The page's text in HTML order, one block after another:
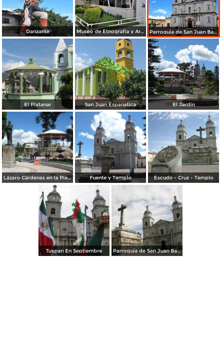
Danzante Museo de Etnografía y Arqueología Parroquia de San Juan Bautista
El Platanar San Juan Espanatica El Jardín
Lázaro Cárdenas en la Plaza Fuente y Templo Escudo - Cruz - Templo
Tuxpan En Septiembre Parroquia de San Juan Bautista y Cruz Atrial